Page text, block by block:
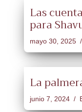
Las
para
mayo 30, 2025
La
junio 7, 2024